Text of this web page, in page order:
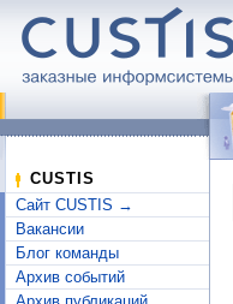
CUSTIS
Сайт CUSTIS →
Вакансии
Блог команды
Архив событий